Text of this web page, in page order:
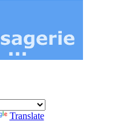
Translate